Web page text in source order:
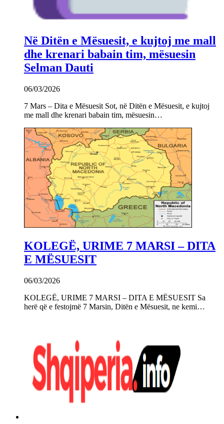
Në Ditën e Mësuesit, e kujtoj me mall
dhe krenari babain tim, mësuesin
Selman Dauti
06/03/2026
7 Mars – Dita e Mësuesit Sot, në Ditën e Mësuesit, e kujtoj
me mall dhe krenari babain tim, mësuesin…
KOLEGË, URIME 7 MARSI – DITA
E MËSUESIT
06/03/2026
KOLEGË, URIME 7 MARSI – DITA E MËSUESIT Sa
herë që e festojmë 7 Marsin, Ditën e Mësuesit, ne kemi…